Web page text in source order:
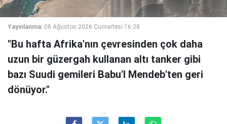
Yayınlanma: 08 Ağustos 2026 Cumartesi 16:28
"Bu hafta Afrika'nın çevresinden çok daha
uzun bir güzergah kullanan altı tanker gibi
bazı Suudi gemileri Babu'l Mendeb'ten geri
dönüyor."